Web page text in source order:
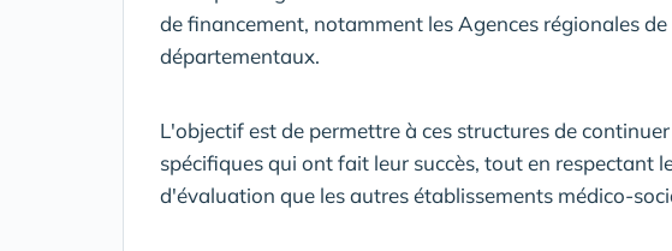
de financement, notamment les Agences régionales
départementaux.
L'objectif est de permettre à ces structures de
spécifiques qui ont fait leur succès, tout en respectant
d'évaluation que les autres établissements médico-